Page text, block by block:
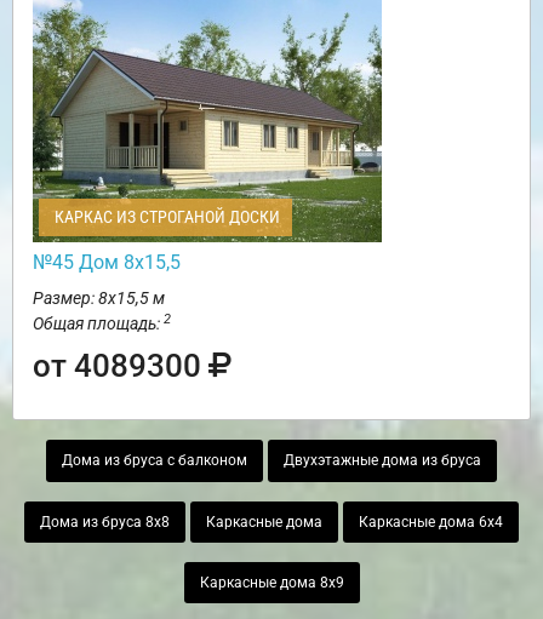
КАРКАС ИЗ СТРОГАНОЙ ДОСКИ
№45 Дом 8х15,5
Размер: 8х15,5 м
Общая площадь: 2
от 4089300
Дома из бруса с балконом Двухэтажные дома из бруса
Дома из бруса 8х8 Каркасные дома Каркасные дома 6х4
Каркасные дома 8х9